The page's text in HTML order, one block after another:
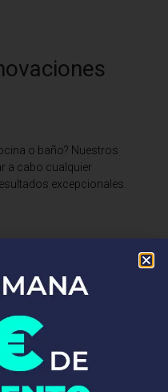
o baño? Nuestros
a cabo cualquier
excepcionales.
una completa gama de
todas tus necesidades.
del día, los 7 días de la
algunos de nuestros